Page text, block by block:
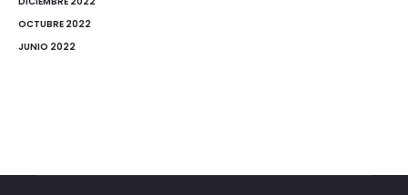
OCTUBRE 2022
JUNIO 2022